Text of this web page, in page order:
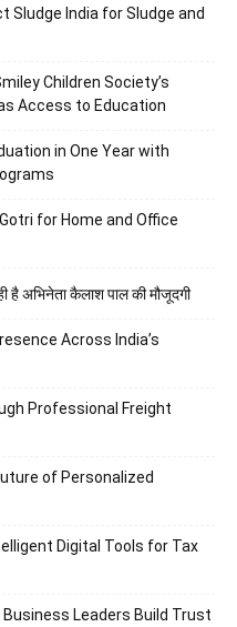
Sludge India for Sludge and
Children Society’s
Access to Education
in One Year with
for Home and Office
है अभिनेता कैलाश पाल की मौजूदगी
Across India’s
Professional Freight
of Personalized
Digital Tools for Tax
Leaders Build Trust